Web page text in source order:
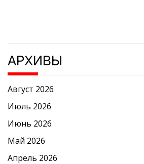
АРХИВЫ
Август 2026
Июль 2026
Июнь 2026
Май 2026
Апрель 2026